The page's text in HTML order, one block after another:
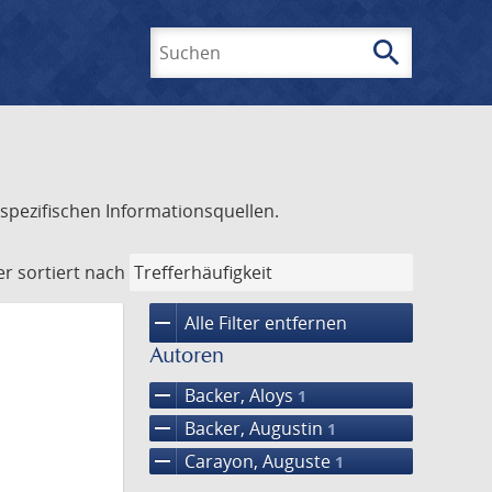
search
Informationsquellen.
sortiert nach
remove Alle Filter entfernen
Autoren
remove Backer, Aloys 1
remove Backer, Augustin 1
remove Carayon, Auguste 1